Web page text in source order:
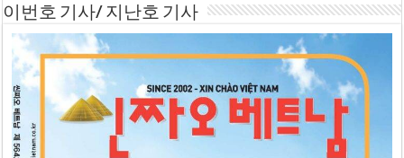
이번호 기사/ 지난호 기사